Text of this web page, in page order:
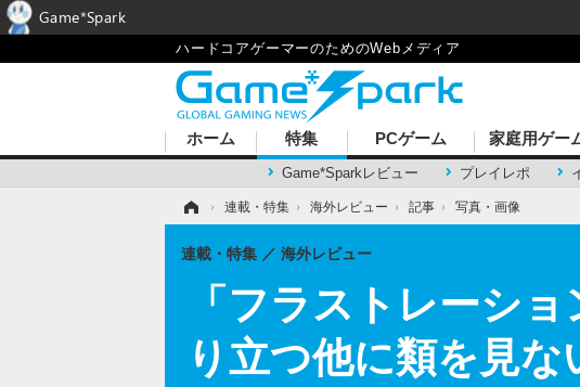
ハードコアゲーマーのためのWebメディア
ホーム 特集
Game*Sparkレビュー プレイレポ
PCゲーム 家庭用ゲー
› 連載・特集 › 海外レビュー › 記事 › 写真・画像
「フラストレーシ
り立つ他に類を見
連載・特集 海外レビュー
Game*Spark